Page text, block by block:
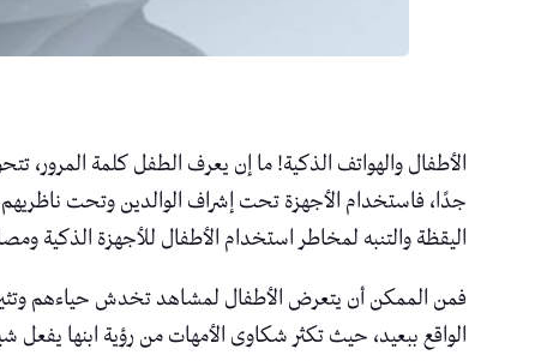
الأطفال والهواتف الذكية! ما إن يعرف الطفل كلمة
جدًا، فاستخدام الأجهزة تحت إشراف الوالدين وتحت
اليقظة والتنبه لمخاطر استخدام الأطفال للأجهزة الذكية
فمن الممكن أن يتعرض الأطفال لمشاهد تخدش حياءهم
الواقع ببعيد، حيث تكثر شكاوى الأمهات من رؤية ابنها يفعل